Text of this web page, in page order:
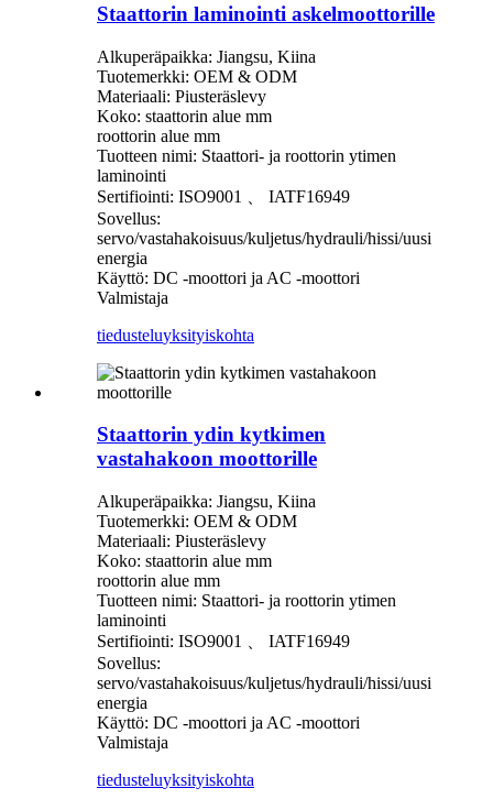
Staattorin laminointi askelmoottorille
Alkuperäpaikka: Jiangsu, Kiina
Tuotemerkki: OEM & ODM
Materiaali: Piusteräslevy
Koko: staattorin alue mm
roottorin alue mm
Tuotteen nimi: Staattori- ja roottorin ytimen
laminointi
Sertifiointi: ISO9001 、 IATF16949
Sovellus:
servo/vastahakoisuus/kuljetus/hydrauli/hissi/uusi
energia
Käyttö: DC -moottori ja AC -moottori
Valmistaja
tiedusteluyksityiskohta
Staattorin ydin kytkimen
vastahakoon moottorille
Alkuperäpaikka: Jiangsu, Kiina
Tuotemerkki: OEM & ODM
Materiaali: Piusteräslevy
Koko: staattorin alue mm
roottorin alue mm
Tuotteen nimi: Staattori- ja roottorin ytimen
laminointi
Sertifiointi: ISO9001 、 IATF16949
Sovellus:
servo/vastahakoisuus/kuljetus/hydrauli/hissi/uusi
energia
Käyttö: DC -moottori ja AC -moottori
Valmistaja
tiedusteluyksityiskohta